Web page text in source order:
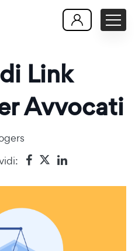
Link
Avvocati